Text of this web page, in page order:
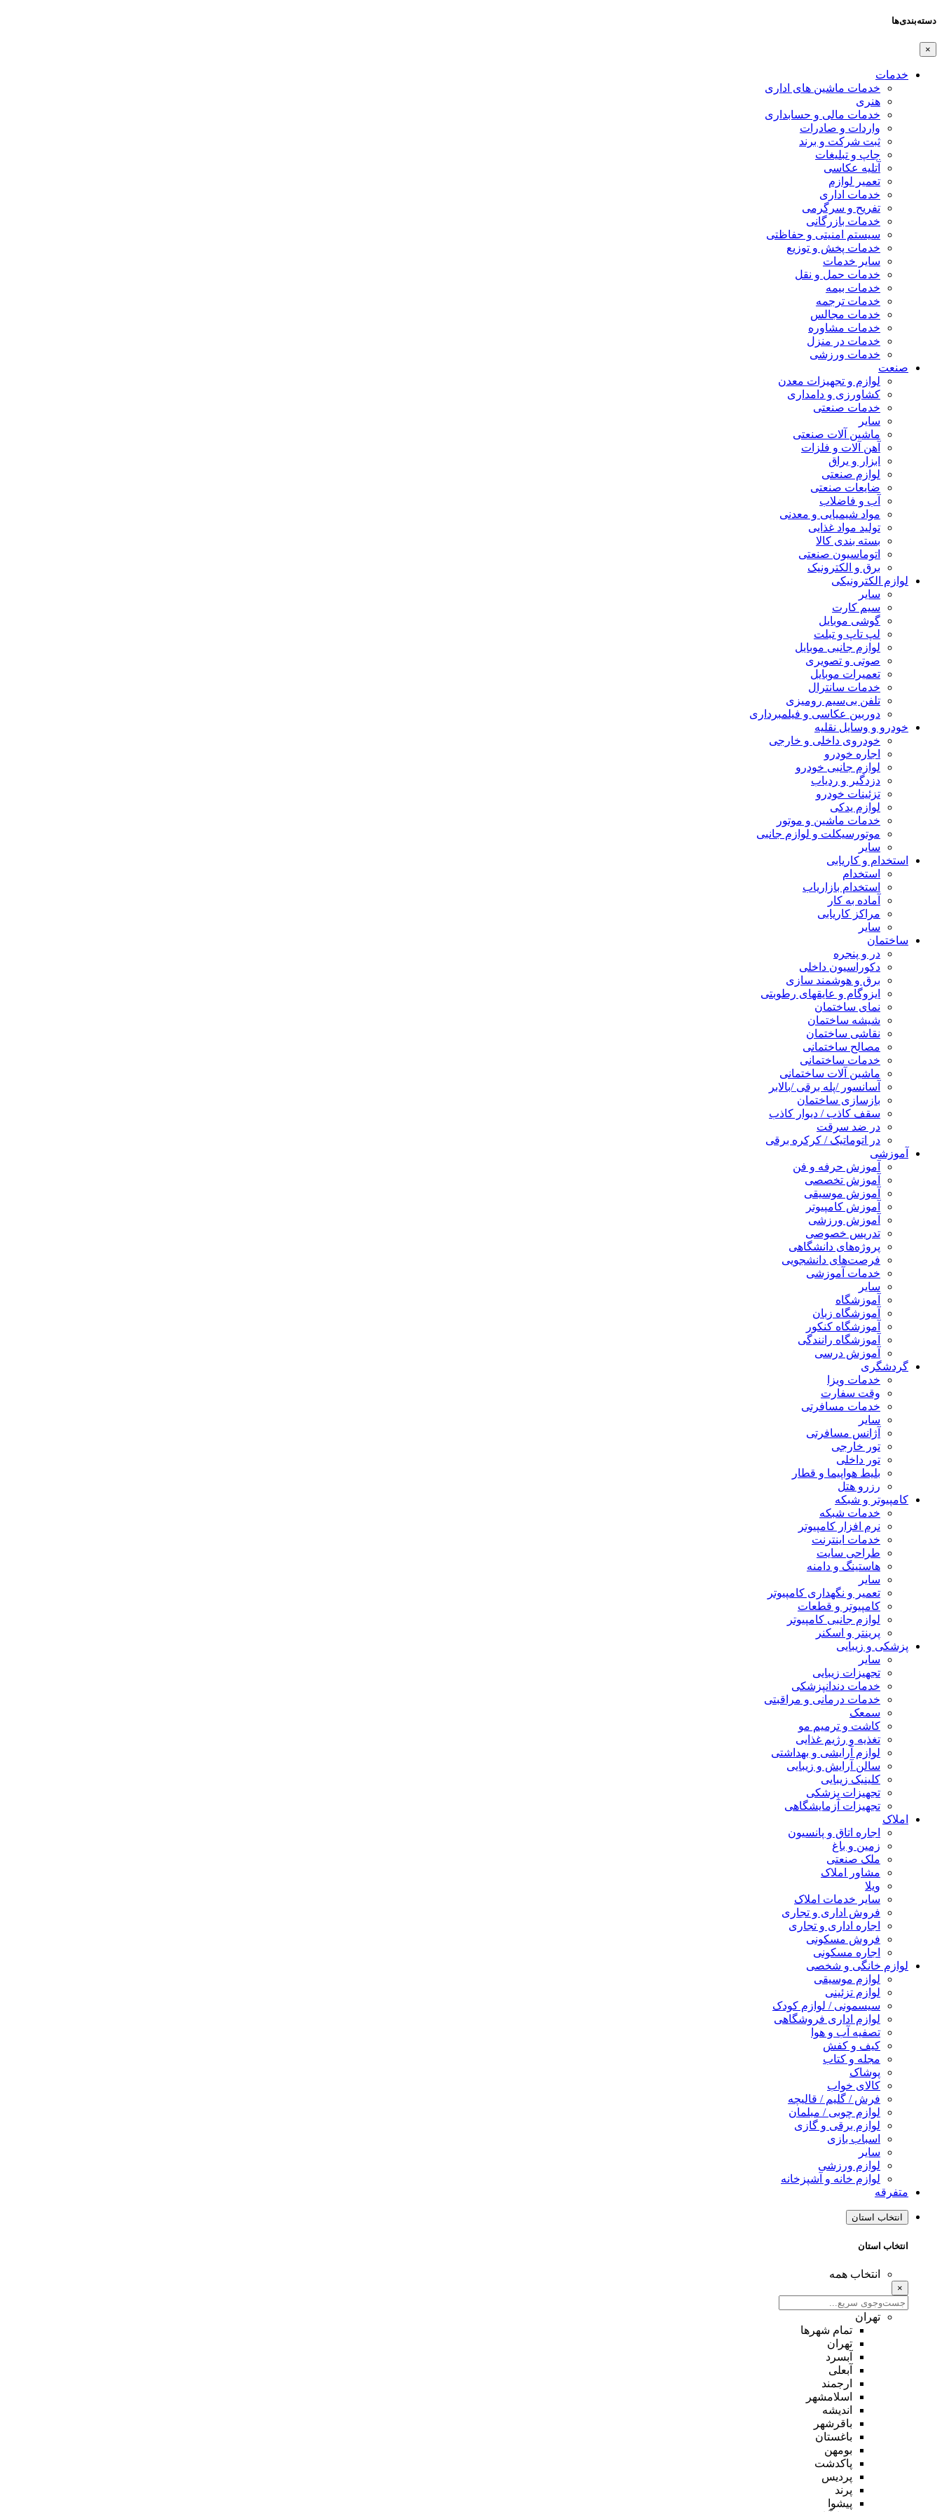
دسته‌بندی‌ها
×
خدمات
خدمات ماشین های اداری
هنری
خدمات مالی و حسابداری
واردات و صادرات
ثبت شرکت و برند
چاپ و تبلیغات
آتلیه عکاسی
تعمیر لوازم
خدمات اداری
تفریح و سرگرمی
خدمات بازرگانی
سیستم امنیتی و حفاظتی
خدمات پخش و توزیع
سایر خدمات
خدمات حمل و نقل
خدمات بیمه
خدمات ترجمه
خدمات مجالس
خدمات مشاوره
خدمات در منزل
خدمات ورزشی
صنعت
لوازم و تجهیزات معدن
کشاورزی و دامداری
خدمات صنعتی
سایر
ماشین آلات صنعتی
آهن آلات و فلزات
ابزار و یراق
لوازم صنعتی
ضایعات صنعتی
آب و فاضلاب
مواد شیمیایی و معدنی
تولید مواد غذایی
بسته بندی کالا
اتوماسیون صنعتی
برق و الکترونیک
لوازم الکترونیکی
سایر
سیم کارت
گوشی موبایل
لپ تاپ و تبلت
لوازم جانبی موبایل
صوتی و تصویری
تعمیرات موبایل
خدمات سانترال
تلفن بی‌سیم رومیزی
دوربین عکاسی و فیلمبرداری
خودرو و وسایل نقلیه
خودروی داخلی و خارجی
اجاره خودرو
لوازم جانبی خودرو
دزدگیر و ردیاب
تزئینات خودرو
لوازم یدکی
خدمات ماشین و موتور
موتورسیکلت و لوازم جانبی
سایر
استخدام و کاریابی
استخدام
استخدام بازاریاب
آماده به کار
مراکز کاریابی
سایر
ساختمان
در و پنجره
دکوراسیون داخلی
برق و هوشمند سازی
ایزوگام و عایقهای رطوبتی
نمای ساختمان
شیشه ساختمان
نقاشی ساختمان
مصالح ساختمانی
خدمات ساختمانی
ماشین آلات ساختمانی
آسانسور /پله برقی /بالابر
بازسازی ساختمان
سقف کاذب / دیوار کاذب
در ضد سرقت
در اتوماتیک / کرکره برقی
آموزشی
آموزش حرفه و فن
آموزش تخصصی
آموزش موسیقی
آموزش کامپیوتر
آموزش ورزشی
تدریس خصوصی
پروژه‌های دانشگاهی
فرصت‌های دانشجویی
خدمات آموزشی
سایر
آموزشگاه
آموزشگاه زبان
آموزشگاه کنکور
آموزشگاه رانندگی
آموزش درسی
گردشگری
خدمات ویزا
وقت سفارت
خدمات مسافرتی
سایر
آژانس مسافرتی
تور خارجی
تور داخلی
بلیط هواپیما و قطار
رزرو هتل
کامپیوتر و شبکه
خدمات شبکه
نرم افزار کامپیوتر
خدمات اینترنت
طراحی سایت
هاستینگ و دامنه
سایر
تعمیر و نگهداری کامپیوتر
کامپیوتر و قطعات
لوازم جانبی کامپیوتر
پرینتر و اسکنر
پزشکی و زیبایی
سایر
تجهیزات زیبایی
خدمات دندانپزشکی
خدمات درمانی و مراقبتی
سمعک
کاشت و ترمیم مو
تغذیه و رژیم غذایی
لوازم آرایشی و بهداشتی
سالن آرایش و زیبایی
کلینیک زیبایی
تجهیزات پزشکی
تجهیزات آزمایشگاهی
املاک
اجاره اتاق و پانسیون
زمین و باغ
ملک صنعتی
مشاور املاک
ویلا
سایر خدمات املاک
فروش اداری و تجاری
اجاره اداری و تجاری
فروش مسکونی
اجاره مسکونی
لوازم خانگی و شخصی
لوازم موسیقی
لوازم تزئینی
سیسمونی / لوازم کودک
لوازم اداری فروشگاهی
تصفیه آب و هوا
کیف و کفش
مجله و کتاب
پوشاک
کالای خواب
فرش / گلیم / قالیچه
لوازم چوبی / مبلمان
لوازم برقی و گازی
اسباب بازی
سایر
لوازم ورزشی
لوازم خانه و آشپزخانه
متفرقه
انتخاب استان
انتخاب استان
انتخاب همه
×
تهران
تمام شهر‌ها
تهران
آبسرد
آبعلی
ارجمند
اسلامشهر
اندیشه
باقرشهر
باغستان
بومهن
پاکدشت
پردیس
پرند
پیشوا